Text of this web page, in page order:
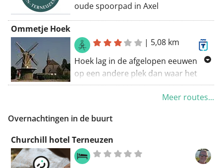
Routering: Wandel - knooppunten
oude spoorpad in Axel
Ommetje Hoek
| 5,08 km
Hoek lag in de afgelopen eeuwen
op een andere plek dan waar het
huidige dorp nu ligt. Het dorp
'verhuisde' zelfs twee keer! In 1488
bouwden de inwoners hun dorp (dit
heette toen Vremdijcke) elders op.
Ook in 1600 verdronk het dorp.
Weer herbouwden de inwoners hun
Meer routes...
Overnachtingen in de buurt
Churchill hotel Terneuzen